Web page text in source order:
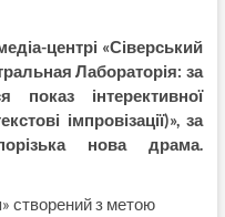
центрі «Сіверський
Лабораторія: за
показ інтерективної
імпровізації)», за
нова драма.
створений з метою